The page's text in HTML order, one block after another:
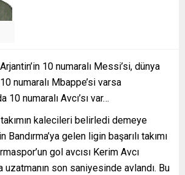
10 numaralı Messi’si, dünya
numaralı Mbappe’si varsa
10 numaralı Avcı’sı var…
kalecileri belirledi demeye
Bandırma’ya gelen ligin başarılı takımı
gol avcısı Kerim Avcı
uzatmanın son saniyesinde avlandı. Bu